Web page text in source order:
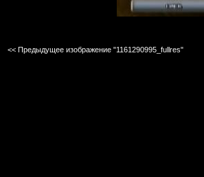
<< Предыдущее изображение "1161290995_fullres"